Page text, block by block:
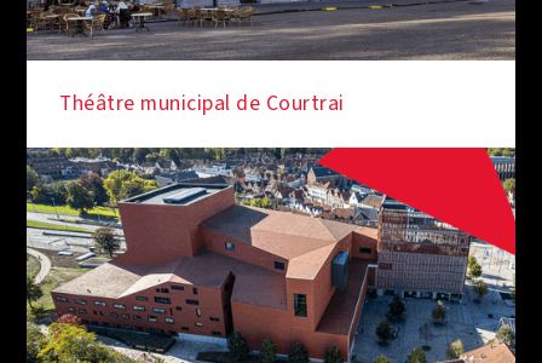
Théâtre municipal de Courtrai